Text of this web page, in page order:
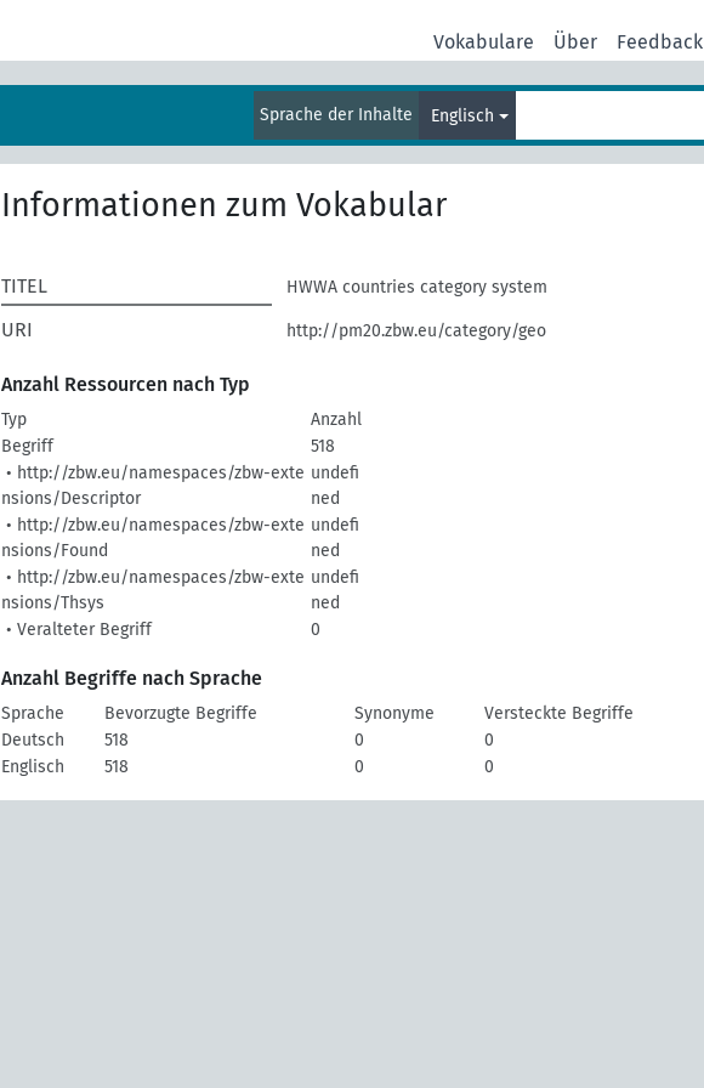
Vokabulare Über Feedback
Sprache der Inhalte Englisch
Informationen zum Vokabular
TITEL HWWA countries category system
URI http://pm20.zbw.eu/category/geo
Anzahl Ressourcen nach Typ
Typ
Anzahl
Begriff
518
• http://zbw.eu/namespaces/zbw-exte
nsions/Descriptor
undefi
ned
• http://zbw.eu/namespaces/zbw-exte
nsions/Found
undefi
ned
• http://zbw.eu/namespaces/zbw-exte
nsions/Thsys
undefi
ned
• Veralteter Begriff
0
Anzahl Begriffe nach Sprache
Sprache Bevorzugte Begriffe Synonyme
Versteckte Begriffe
Deutsch
518 0
0
Englisch
518 0 0